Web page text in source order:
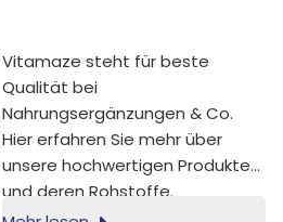
Vitamaze steht für beste
Qualität bei
Nahrungsergänzungen & Co.
Hier erfahren Sie mehr über
unsere hochwertigen Produkte
und deren Rohstoffe.